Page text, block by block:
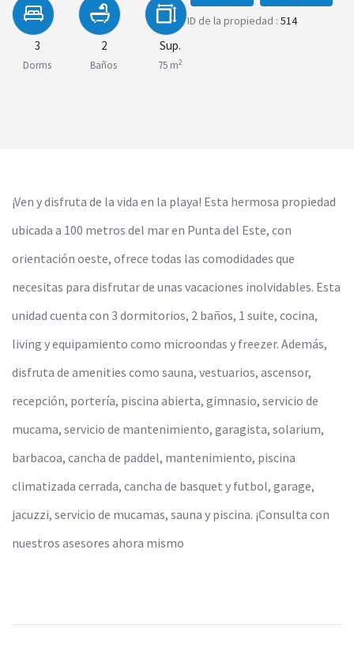
3
Dorms
2
Baños
Sup.
75 m2
ID de la propiedad : 514
¡Ven y disfruta de la vida en la playa! Esta hermosa propiedad
ubicada a 100 metros del mar en Punta del Este, con
orientación oeste, ofrece todas las comodidades que
necesitas para disfrutar de unas vacaciones inolvidables. Esta
unidad cuenta con 3 dormitorios, 2 baños, 1 suite, cocina,
living y equipamiento como microondas y freezer. Además,
disfruta de amenities como sauna, vestuarios, ascensor,
recepción, portería, piscina abierta, gimnasio, servicio de
mucama, servicio de mantenimiento, garagista, solarium,
barbacoa, cancha de paddel, mantenimiento, piscina
climatizada cerrada, cancha de basquet y futbol, garage,
jacuzzi, servicio de mucamas, sauna y piscina. ¡Consulta con
nuestros asesores ahora mismo